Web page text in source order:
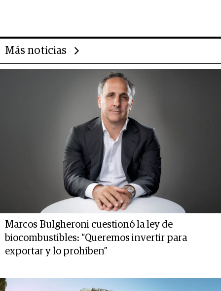
Más noticias
Marcos Bulgheroni cuestionó la ley de
biocombustibles: “Queremos invertir para
exportar y lo prohíben”